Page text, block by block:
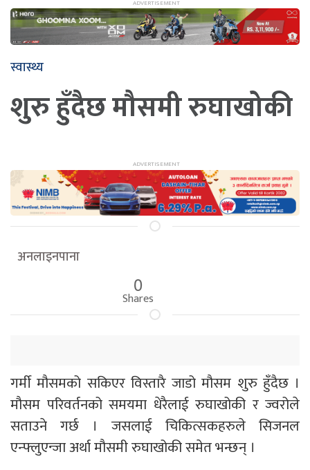
स्वास्थ्य
शुरु हुँदैछ मौसमी रुघाखोकी
अनलाइनपाना
0
Shares
गर्मी मौसमको सकिएर विस्तारै जाडो मौसम शुरु हुँदैछ ।
मौसम परिवर्तनको समयमा धेरैलाई रुघाखोकी र ज्वरोले
सताउने गर्छ । जसलाई चिकित्सकहरुले सिजनल
एन्फ्लुएन्जा अर्था मौसमी रुघाखोकी समेत भन्छन् ।